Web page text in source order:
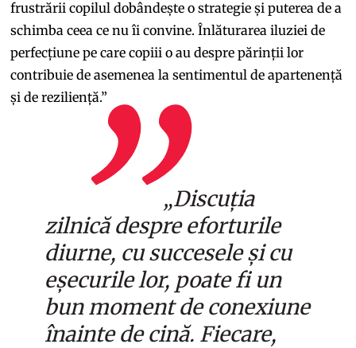
frustrării copilul dobândește o strategie și puterea de a
schimba ceea ce nu îi convine. Înlăturarea iluziei de
perfecțiune pe care copiii o au despre părinții lor
contribuie de asemenea la sentimentul de apartenență
și de reziliență.”
„Discuția
zilnică despre eforturile
diurne, cu succesele și cu
eșecurile lor, poate fi un
bun moment de conexiune
înainte de cină. Fiecare,